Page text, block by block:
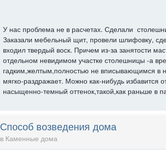
У нас проблема не в расчетах. Сделали
Заказали мебельный щит, провели шлифовку,
входил твердый воск. Причем из-за занятости
отдельном невидимом участке столешницы -а
гадким,желтым,полностью не вписывающимся в
мягко-раздражает. Можно как-нибудь избавится
насыщенно-темный оттенок,такой,как раньше в
Способ возведения дома
в Каменные дома